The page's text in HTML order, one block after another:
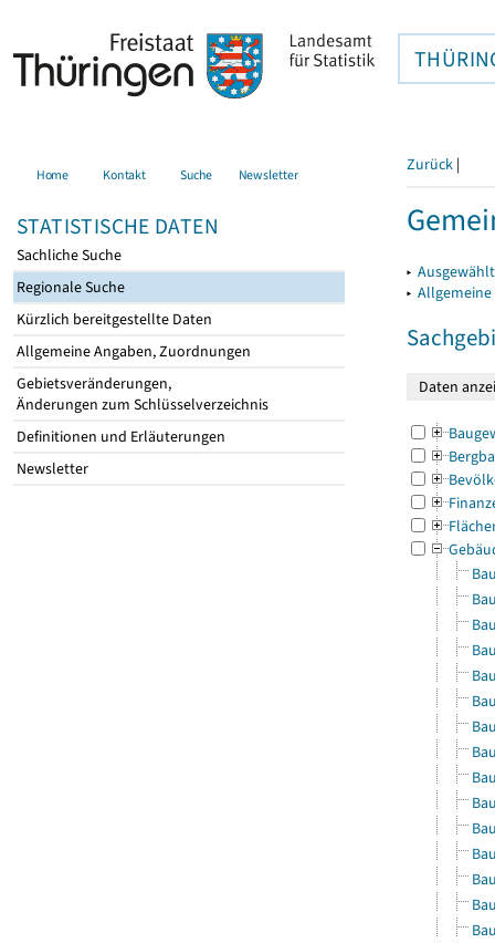
Home Kontakt Suche Newsletter
STATISTISCHE DATEN
Sachliche Suche
Regionale Suche
Kürzlich bereitgestellte Daten
Allgemeine Angaben, Zuordnungen
Gebietsveränderungen,
Änderungen zum Schlüsselverzeichnis
Definitionen und Erläuterungen
Newsletter
Zurück |
▸
▸